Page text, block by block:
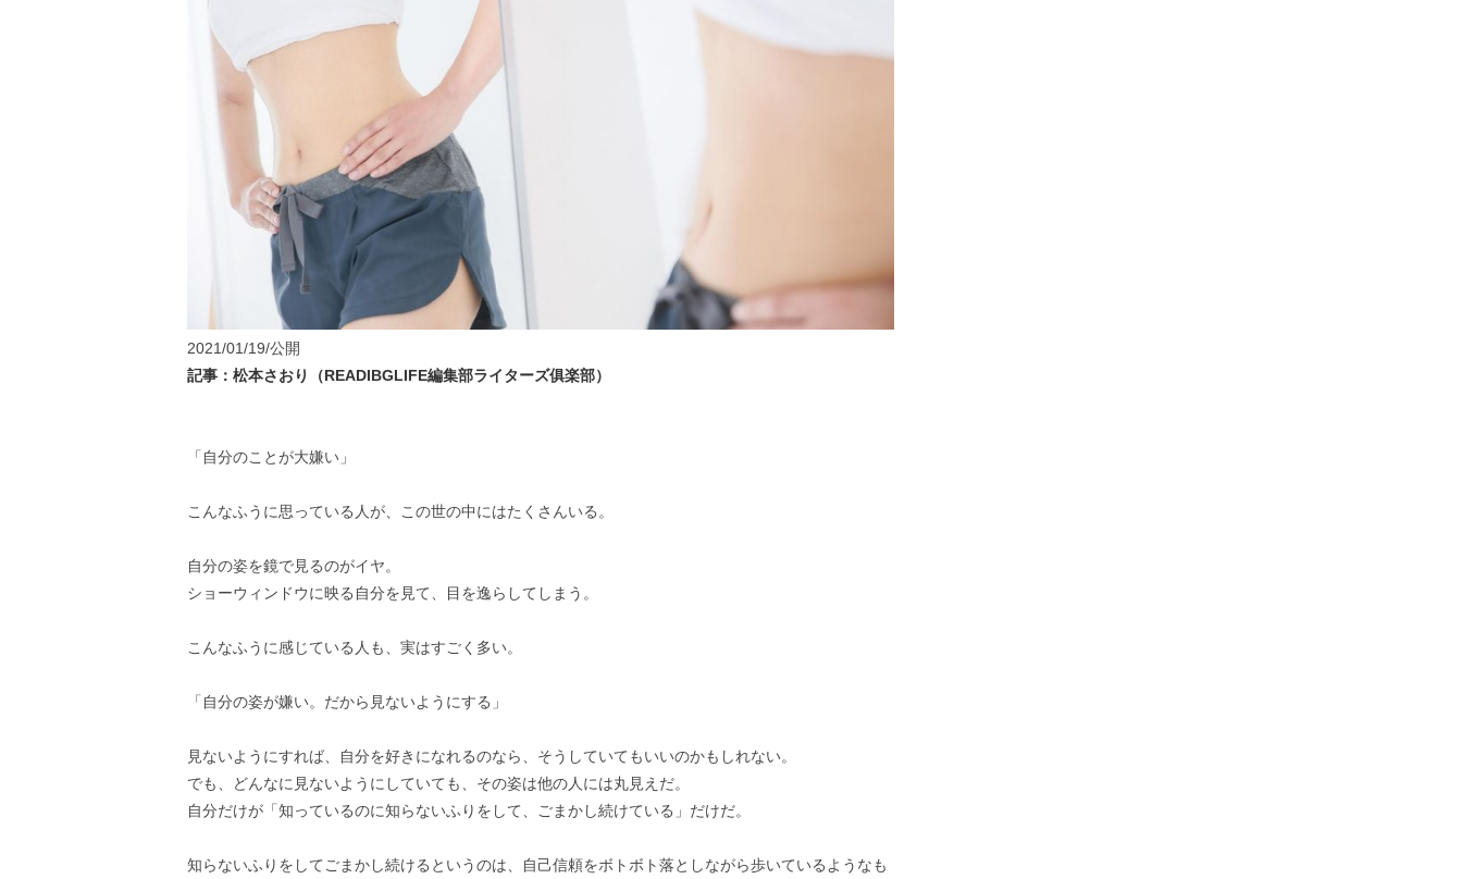
2021/01/19/公開
記事：松本さおり（READIBGLIFE編集部ライターズ俱楽部）
「自分のことが大嫌い」
こんなふうに思っている人が、この世の中にはたくさんいる。
自分の姿を鏡で見るのがイヤ。
ショーウィンドウに映る自分を見て、目を逸らしてしまう。
こんなふうに感じている人も、実はすごく多い。
「自分の姿が嫌い。だから見ないようにする」
見ないようにすれば、自分を好きになれるのなら、そうしていてもいいのかもしれない。
でも、どんなに見ないようにしていても、その姿は他の人には丸見えだ。
自分だけが「知っているのに知らないふりをして、ごまかし続けている」だけだ。
知らないふりをしてごまかし続けるというのは、自己信頼をボトボト落としながら歩いているようなも